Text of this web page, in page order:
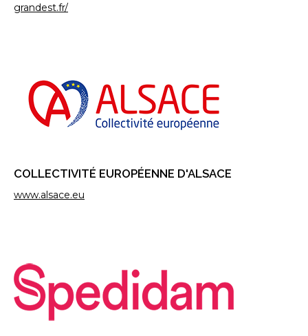
grandest.fr/
COLLECTIVITÉ EUROPÉENNE D'ALSACE
www.alsace.eu